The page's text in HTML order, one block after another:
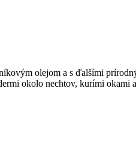
olejom a s ďalšími
okolo nechtov, kurími